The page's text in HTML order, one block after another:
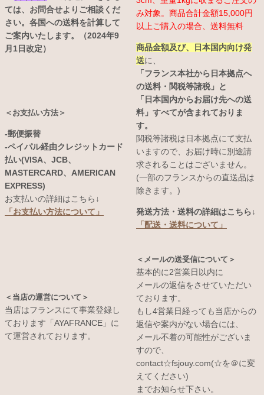
ては、お問合せよりご相談くだ
さい。各国への送料を計算して
ご案内いたします。（2024年9
月1日改定）
＜お支払い方法＞
-郵便振替
-ペイパル経由クレジットカード
払い(VISA、JCB、
MASTERCARD、AMERICAN
EXPRESS)
お支払いの詳細はこちら↓
「お支払い方法について」
＜当店の運営について＞
当店はフランスにて事業登録し
ております「AYAFRANCE」に
て運営されております。
み対象。商品合計金額15,000円
以上ご購入の場合、送料無料
商品金額及び、日本国内向け発
送に、
「フランス本社から日本拠点へ
の送料・関税等諸税」と
「日本国内からお届け先への送
料」すべてが含まれておりま
す。
関税等諸税は日本拠点にて支払
いますので、お届け時に別途請
求されることはございません。
(一部のフランスからの直送品は
除きます。)
発送方法・送料の詳細はこちら↓
「配送・送料について」
＜メールの送受信について＞
基本的に2営業日以内に
メールの返信をさせていただい
ております。
もし4営業日経っても当店からの
返信や案内がない場合には、
メール不着の可能性がございま
すので、
contact☆fsjouy.com(☆を＠に変
えてください)
までお知らせ下さい。